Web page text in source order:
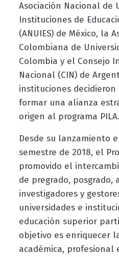
Asociación Nacional de
Instituciones de
(ANUIES) de México, la
Colombiana de
Colombia y el Consejo
Nacional (CIN) de
instituciones decidieron
formar una alianza
origen al programa PILA.
Desde su lanzamiento
semestre de 2018, el
promovido el
de pregrado, posgrado,
investigadores y
universidades e
educación superior
objetivo es enriquecer
académica, profesional